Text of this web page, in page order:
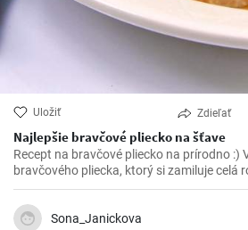
Uložiť Zdieľať
Najlepšie bravčové pliecko na šťave
Recept na bravčové pliecko na prírodno :)
bravčového pliecka, ktorý si zamiluje celá
dispozícií pár ingrediencií a vynikajúce
na svete.
Sona_Janickova